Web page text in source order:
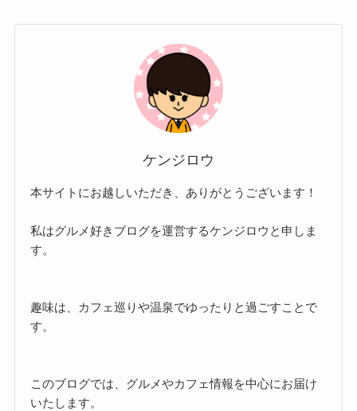
ケンジロウ
本サイトにお越しいただき、ありがとうございます！
私はグルメ好きブログを運営するケンジロウと申しま
す。
趣味は、カフェ巡りや温泉でゆったりと過ごすことで
す。
このブログでは、グルメやカフェ情報を中心にお届け
いたします。